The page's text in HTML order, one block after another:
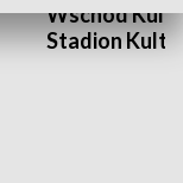
Wschód
Stadion